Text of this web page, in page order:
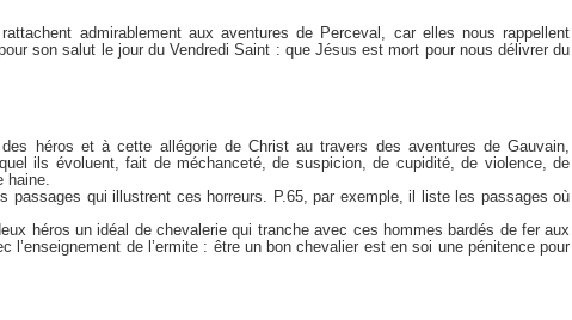
admirablement aux aventures de Perceval, car elles nous rappellent
son salut le jour du Vendredi Saint : que Jésus est mort pour nous délivrer du
héros et à cette allégorie de Christ au travers des aventures de Gauvain,
ils évoluent, fait de méchanceté, de suspicion, de cupidité, de violence, de
passages qui illustrent ces horreurs. P.65, par exemple, il liste les passages où
héros un idéal de chevalerie qui tranche avec ces hommes bardés de fer aux
l’enseignement de l’ermite : être un bon chevalier est en soi une pénitence pour